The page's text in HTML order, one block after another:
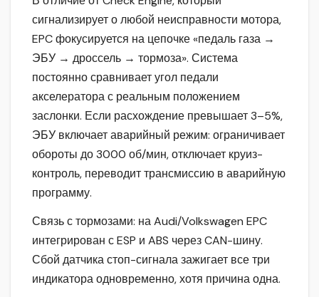
сигнализирует о любой неисправности мотора,
EPC фокусируется на цепочке «педаль газа →
ЭБУ → дроссель → тормоза». Система
постоянно сравнивает угол педали
акселератора с реальным положением
заслонки. Если расхождение превышает 3–5%,
ЭБУ включает аварийный режим: ограничивает
обороты до 3000 об/мин, отключает круиз-
контроль, переводит трансмиссию в аварийную
программу.
Связь с тормозами: на Audi/Volkswagen EPC
интегрирован с ESP и ABS через CAN-шину.
Сбой датчика стоп-сигнала зажигает все три
индикатора одновременно, хотя причина одна.